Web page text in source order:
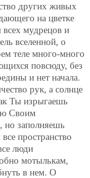
других живых
на цветке
мудрецов и
вселенной, о
теле много-много
повсюду, без
и нет начала.
рук, а солнце
Ты изрыгаешь
Своим
но заполняешь
пространство
люди
мотылькам,
в нем. О